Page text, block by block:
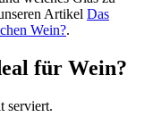
Artikel Das
Wein?.
für Wein?
serviert.